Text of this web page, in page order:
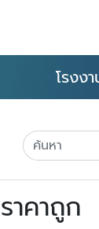
โรงง
คาถูก